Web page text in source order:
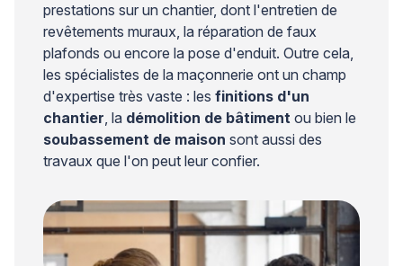
prestations sur un chantier, dont l'entretien de
revêtements muraux, la réparation de faux
plafonds ou encore la pose d'enduit. Outre cela,
les spécialistes de la maçonnerie ont un champ
d'expertise très vaste : les finitions d'un
chantier, la démolition de bâtiment ou bien le
soubassement de maison sont aussi des
travaux que l'on peut leur confier.